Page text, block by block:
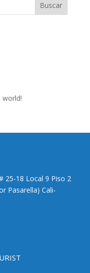
Buscar
world!
25-18 Local 9 Piso 2
Pasarella) Cali-